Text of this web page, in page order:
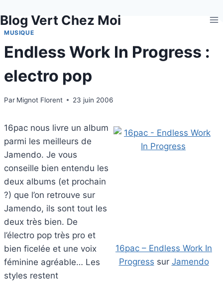
au
contenu
Blog Vert Chez Moi
MUSIQUE
Endless Work In Progress :
electro pop
Par Mignot Florent 23 juin 2006
16pac – Endless Work In
Progress sur Jamendo
16pac nous livre un album
parmi les meilleurs de
Jamendo. Je vous
conseille bien entendu les
deux albums (et prochain
?) que l’on retrouve sur
Jamendo, ils sont tout les
deux très bien. De
l’électro pop très pro et
bien ficelée et une voix
féminine agréable… Les
styles restent